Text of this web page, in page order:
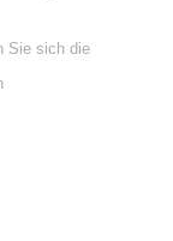
Sie sich die